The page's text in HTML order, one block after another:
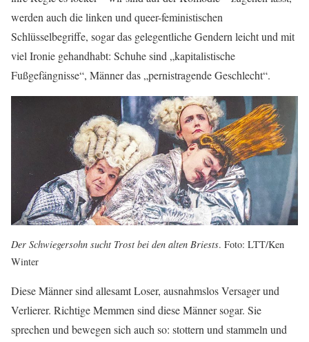
werden auch die linken und queer-feministischen
Schlüsselbegriffe, sogar das gelegentliche Gendern leicht und mit
viel Ironie gehandhabt: Schuhe sind „kapitalistische
Fußgefängnisse“, Männer das „pernistragende Geschlecht“.
Der Schwiegersohn sucht Trost bei den alten Briests. Foto: LTT/Ken
Winter
Diese Männer sind allesamt Loser, ausnahmslos Versager und
Verlierer. Richtige Memmen sind diese Männer sogar. Sie
sprechen und bewegen sich auch so: stottern und stammeln und